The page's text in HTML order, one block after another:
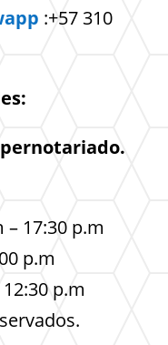
:+57 310
– 17:30 p.m
p.m
p.m